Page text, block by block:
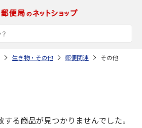
生き物・その他 郵便関連 その他
る商品が見つかりませんでした。